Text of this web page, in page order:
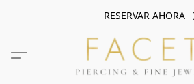
RESERVAR AHORA